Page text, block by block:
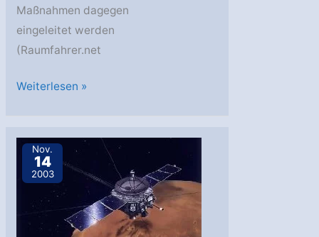
Maßnahmen dagegen
eingeleitet werden
(Raumfahrer.net
Nozomi
vielleicht
doch
nicht
Weiterlesen »
Nov.
14
2003